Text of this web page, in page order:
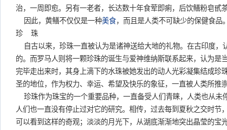
治，一周即愈。另有一老者，长达数十年食荤即痢，后饮鳝粉皂甙
因此，黄鳝不仅仅是一种美食，而且是人类不可缺少的保健食品
珍 珠
自古以来，珍珠一直被认为是诸神送给大地的礼物。在古印度，
的。而罗马人则将一颗珍珠的诞生与爱神维纳斯联系起来，认为是
完毕走出来时，其身上滴下的水珠被她发出的动人光彩凝集结成
圣的地位，作为权力、幸运、希望及快乐的象征，一直被人类所推
珍珠作为珠宝的一个重要品种，一直备受人们青睐，人类也从未
人们也一直没有停止过对它的研究。相传，过去每到夏秋之交时节
可以看到这样的奇观；淡淡的月光下，从湖底渐渐地突出晶莹的宝